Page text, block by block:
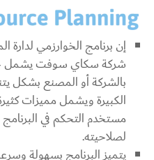
إن برنامج الخوارزمي لدارة
شركة سكاي سوفت يشمل
بالشركة أو المصنع بشكل
الكبيرة ويشمل مميزات
مستخدم التحكم في
لصلاحيته.
يتميز البرنامج بسهولة